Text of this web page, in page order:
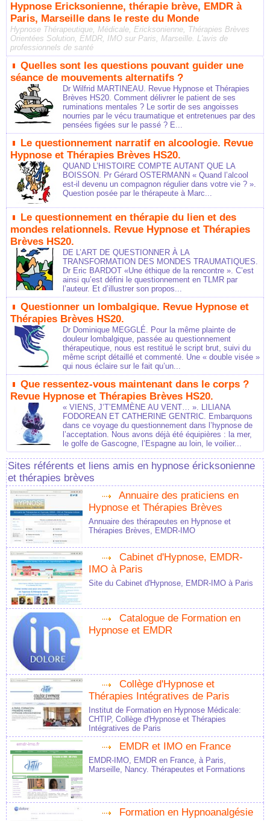
Hypnose Ericksonienne, thérapie brève, EMDR à
Paris, Marseille dans le reste du Monde
Hypnose Thérapeutique, Médicale, Ericksonienne, Thérapies Brèves
Orientées Solution, EMDR, IMO sur Paris, Marseille. L'avis de
professionnels de santé
Quelles sont les questions pouvant guider une
séance de mouvements alternatifs ?
Dr Wilfrid MARTINEAU. Revue Hypnose et Thérapies
Brèves HS20. Comment délivrer le patient de ses
ruminations mentales ? Le sortir de ses angoisses
nourries par le vécu traumatique et entretenues par des
pensées figées sur le passé ? E...
Le questionnement narratif en alcoologie. Revue
Hypnose et Thérapies Brèves HS20.
QUAND L’HISTOIRE COMPTE AUTANT QUE LA
BOISSON. Pr Gérard OSTERMANN « Quand l’alcool
est-il devenu un compagnon régulier dans votre vie ? ».
Question posée par le thérapeute à Marc...
Le questionnement en thérapie du lien et des
mondes relationnels. Revue Hypnose et Thérapies
Brèves HS20.
DE L’ART DE QUESTIONNER À LA
TRANSFORMATION DES MONDES TRAUMATIQUES.
Dr Eric BARDOT «Une éthique de la rencontre ». C’est
ainsi qu’est défini le questionnement en TLMR par
l’auteur. Et d’illustrer son propos...
Questionner un lombalgique. Revue Hypnose et
Thérapies Brèves HS20.
Dr Dominique MEGGLÉ. Pour la même plainte de
douleur lombalgique, passée au questionnement
thérapeutique, nous est restitué le script brut, suivi du
même script détaillé et commenté. Une « double visée »
qui nous éclaire sur le fait qu’un...
Que ressentez-vous maintenant dans le corps ?
Revue Hypnose et Thérapies Brèves HS20.
« VIENS, J’T’EMMÈNE AU VENT… ». LILIANA
FODOREAN ET CATHERINE GENTRIC. Embarquons
dans ce voyage du questionnement dans l’hypnose de
l’acceptation. Nous avons déjà été équipières : la mer,
le golfe de Gascogne, l’Espagne au loin, le voilier...
Sites référents et liens amis en hypnose éricksonienne
et thérapies brèves
Annuaire des praticiens en
Hypnose et Thérapies Brèves
Annuaire des thérapeutes en Hypnose et
Thérapies Brèves, EMDR-IMO
Cabinet d'Hypnose, EMDR-
IMO à Paris
Site du Cabinet d'Hypnose, EMDR-IMO à Paris
Catalogue de Formation en
Hypnose et EMDR
Collège d'Hypnose et
Thérapies Intégratives de Paris
Institut de Formation en Hypnose Médicale:
CHTIP, Collège d'Hypnose et Thérapies
Intégratives de Paris
EMDR et IMO en France
EMDR-IMO, EMDR en France, à Paris,
Marseille, Nancy. Thérapeutes et Formations
Formation en Hypnoanalgésie